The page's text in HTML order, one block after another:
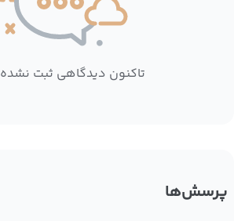
تاکنون دیدگاهی ثبت
پرسش‌ها